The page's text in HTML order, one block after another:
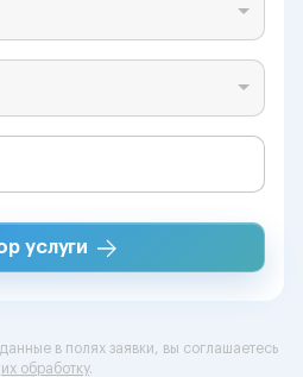
услуги
в полях заявки, вы соглашаетесь
их обработку.